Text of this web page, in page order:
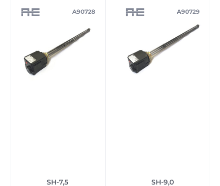
SH-7,5
A90728
SH-9,0
A90729